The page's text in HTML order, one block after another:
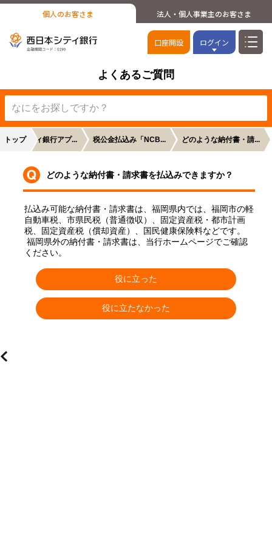
個人のお客さま 法人・個人事業主のお客さま
口座開設 ログイン
よくあるご質問
トップ
日本シティ銀行アプ... 税公金払込み「NCB... どのような納付書・請...
どのような納付書・請求書を払込みできますか？
払込み可能な納付書・請求書は、福岡県内では、福岡市の軽
自動車税、市県民税（普通徴収）、固定資産税・都市計画
税、固定資産税（償却資産）、国民健康保険料などです。
ください。
役に立った
役に立たなかった